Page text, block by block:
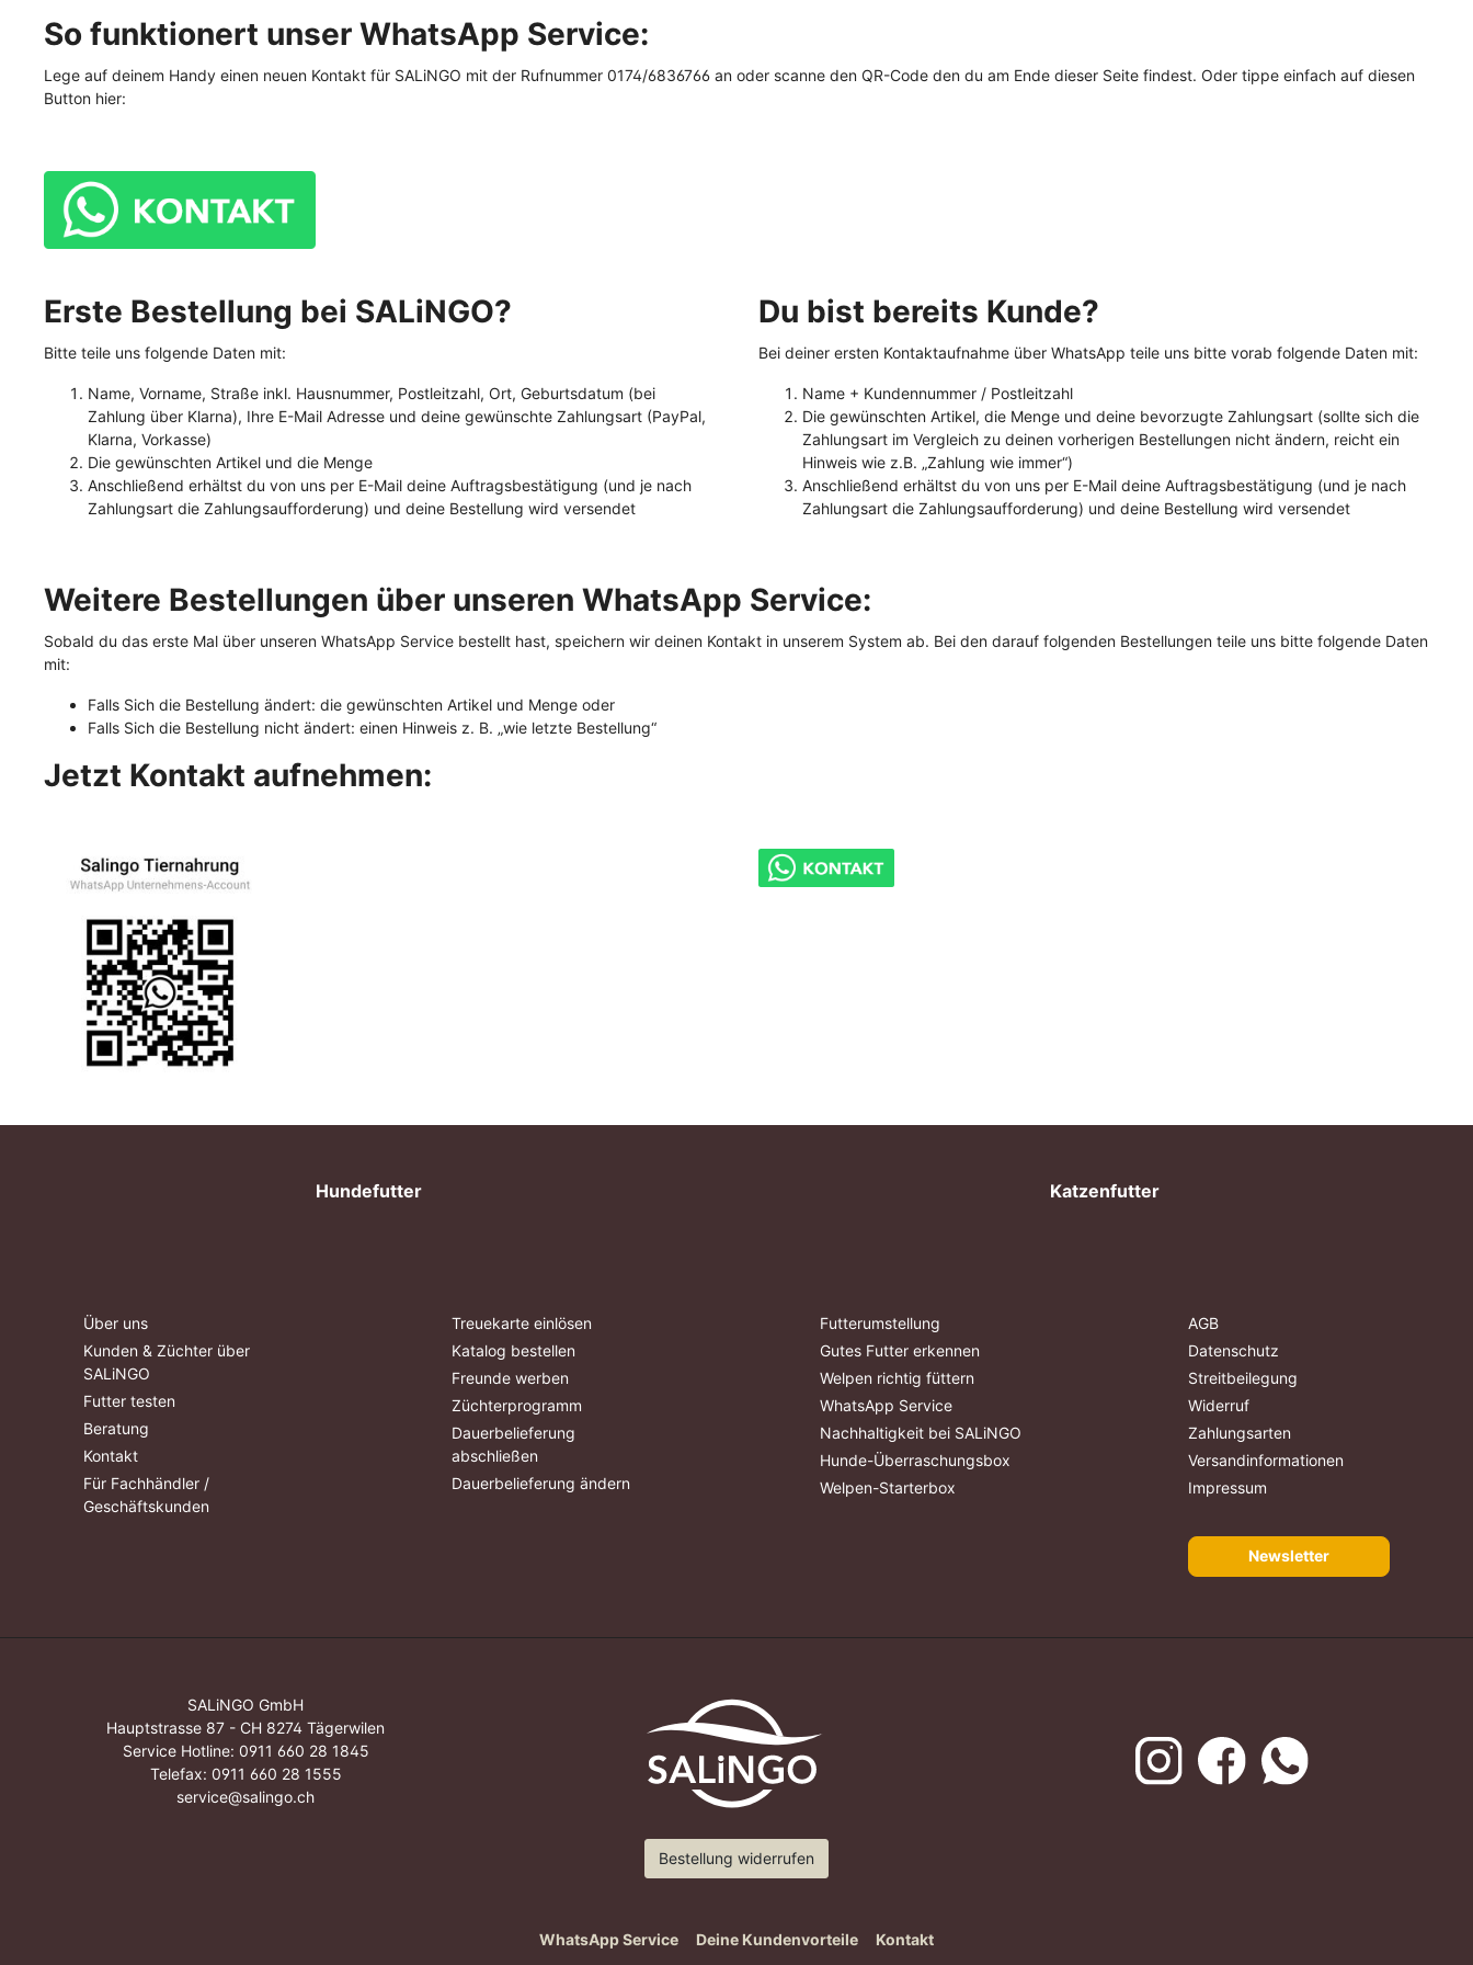
Fettreduziert
So funktionert unser WhatsApp Service:
Lege auf deinem Handy einen neuen Kontakt für SALiNGO mit der Rufnummer 0174/6836766 an oder scanne den QR-Code den du am Ende dieser Seite findest. Oder tippe einfach auf diesen
Button hier:
Erste Bestellung bei SALiNGO?
Bitte teile uns folgende Daten mit:
Name, Vorname, Straße inkl. Hausnummer, Postleitzahl, Ort, Geburtsdatum (bei
Zahlung über Klarna), Ihre E-Mail Adresse und deine gewünschte Zahlungsart (PayPal,
Klarna, Vorkasse)
Die gewünschten Artikel und die Menge
Anschließend erhältst du von uns per E-Mail deine Auftragsbestätigung (und je nach
Zahlungsart die Zahlungsaufforderung) und deine Bestellung wird versendet
Du bist bereits Kunde?
Bei deiner ersten Kontaktaufnahme über WhatsApp teile uns bitte vorab folgende Daten mit:
Name + Kundennummer / Postleitzahl
Die gewünschten Artikel, die Menge und deine bevorzugte Zahlungsart (sollte sich die
Zahlungsart im Vergleich zu deinen vorherigen Bestellungen nicht ändern, reicht ein
Hinweis wie z.B. „Zahlung wie immer“)
Anschließend erhältst du von uns per E-Mail deine Auftragsbestätigung (und je nach
Zahlungsart die Zahlungsaufforderung) und deine Bestellung wird versendet
Weitere Bestellungen über unseren WhatsApp Service:
Sobald du das erste Mal über unseren WhatsApp Service bestellt hast, speichern wir deinen Kontakt in unserem System ab. Bei den darauf folgenden Bestellungen teile uns bitte folgende Daten
mit:
Falls Sich die Bestellung ändert: die gewünschten Artikel und Menge oder
Falls Sich die Bestellung nicht ändert: einen Hinweis z. B. „wie letzte Bestellung“
Jetzt Kontakt aufnehmen:
Hundefutter Katzenfutter
Über uns
Kunden & Züchter über
SALiNGO
Futter testen
Beratung
Kontakt
Für Fachhändler /
Geschäftskunden
Treuekarte einlösen
Katalog bestellen
Freunde werben
Züchterprogramm
Dauerbelieferung
abschließen
Dauerbelieferung ändern
Futterumstellung
Gutes Futter erkennen
Welpen richtig füttern
WhatsApp Service
Nachhaltigkeit bei SALiNGO
Hunde-Überraschungsbox
Welpen-Starterbox
AGB
Datenschutz
Streitbeilegung
Widerruf
Zahlungsarten
Versandinformationen
Impressum
Newsletter
SALiNGO GmbH
Hauptstrasse 87 - CH 8274 Tägerwilen
Service Hotline: 0911 660 28 1845
Telefax: 0911 660 28 1555
service@salingo.ch
Bestellung widerrufen
WhatsApp Service Deine Kundenvorteile Kontakt